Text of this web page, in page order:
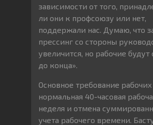
зависимости от того,
ли они к профсоюзу или нет,
поддержали нас. Думаю, что
прессинг со стороны
увеличится, но рабочие будут
до конца».
Основное требование рабочих
нормальная 40-часовая
неделя и отмена
учета рабочего времени.